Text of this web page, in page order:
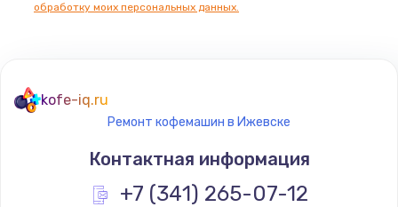
обработку моих персональных данных.
kofe-iq.ru
Ремонт кофемашин в Ижевске
Контактная информация
+7 (341) 265-07-12